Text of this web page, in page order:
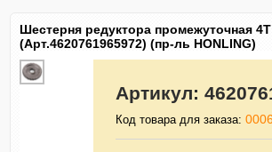
Шестерня редуктора промежуточная
(Арт.4620761965972) (пр-ль HONLING)
Артикул:
Код товара для заказа: